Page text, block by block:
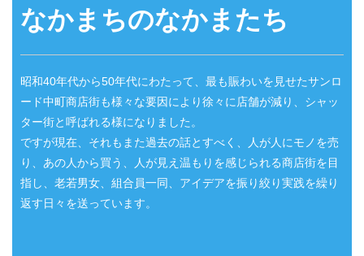
なかまちのなかまたち
昭和40年代から50年代にわたって、最も賑わいを見せたサンロ
ード中町商店街も様々な要因により徐々に店舗が減り、シャッ
ター街と呼ばれる様になりました。
ですが現在、それもまた過去の話とすべく、人が人にモノを売
り、あの人から買う、人が見え温もりを感じられる商店街を目
指し、老若男女、組合員一同、アイデアを振り絞り実践を繰り
返す日々を送っています。